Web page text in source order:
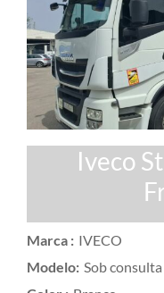
Iveco
Marca : IVECO
Modelo: Sob consulta